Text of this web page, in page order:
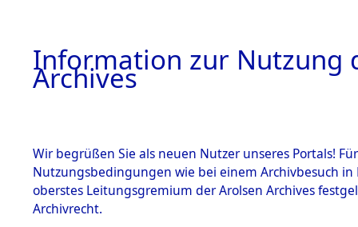
Information zur Nutzung
Archives
Wir begrüßen Sie als neuen Nutzer unseres Portals!
Nutzungsbedingungen wie bei einem Archivbesuch
oberstes Leitungsgremium der Arolsen Archives
Archivrecht.